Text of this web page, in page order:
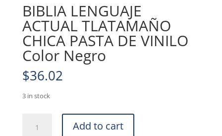
BIBLIA LENGUAJE
ACTUAL TLATAMAÑO
CHICA PASTA DE VINILO
Color Negro
$36.02
3 in stock
LENGUAJE
Add to cart